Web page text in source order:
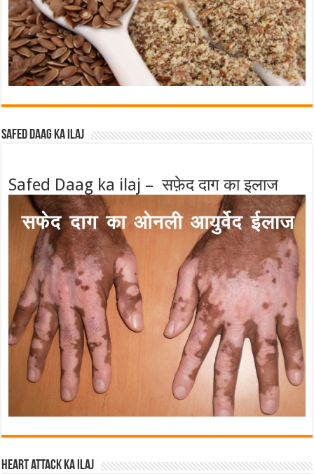
Safed Daag ka ilaj
Safed Daag ka ilaj – सफ़ेद दाग का इलाज
Heart attack ka ilaj